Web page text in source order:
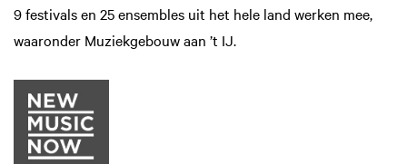
9 festivals en 25 ensembles uit het hele land werken mee,
waaronder Muziekgebouw aan ’t IJ.